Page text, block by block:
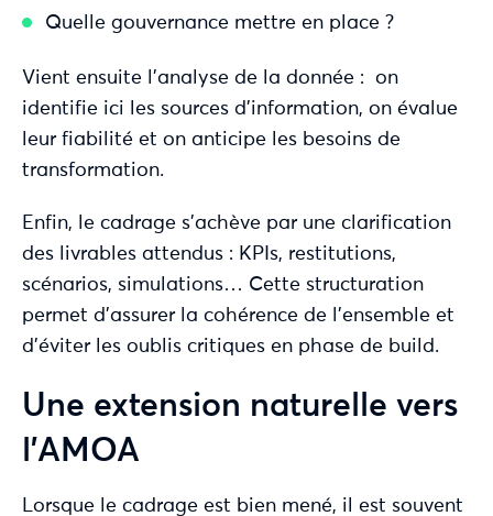
Quelle gouvernance mettre en place ?
Vient ensuite l’analyse de la donnée : on
identifie ici les sources d’information, on évalue
leur fiabilité et on anticipe les besoins de
transformation.
Enfin, le cadrage s’achève par une clarification
des livrables attendus : KPIs, restitutions,
scénarios, simulations… Cette structuration
permet d’assurer la cohérence de l’ensemble et
d’éviter les oublis critiques en phase de build.
Une extension naturelle vers
l’AMOA
Lorsque le cadrage est bien mené, il est souvent